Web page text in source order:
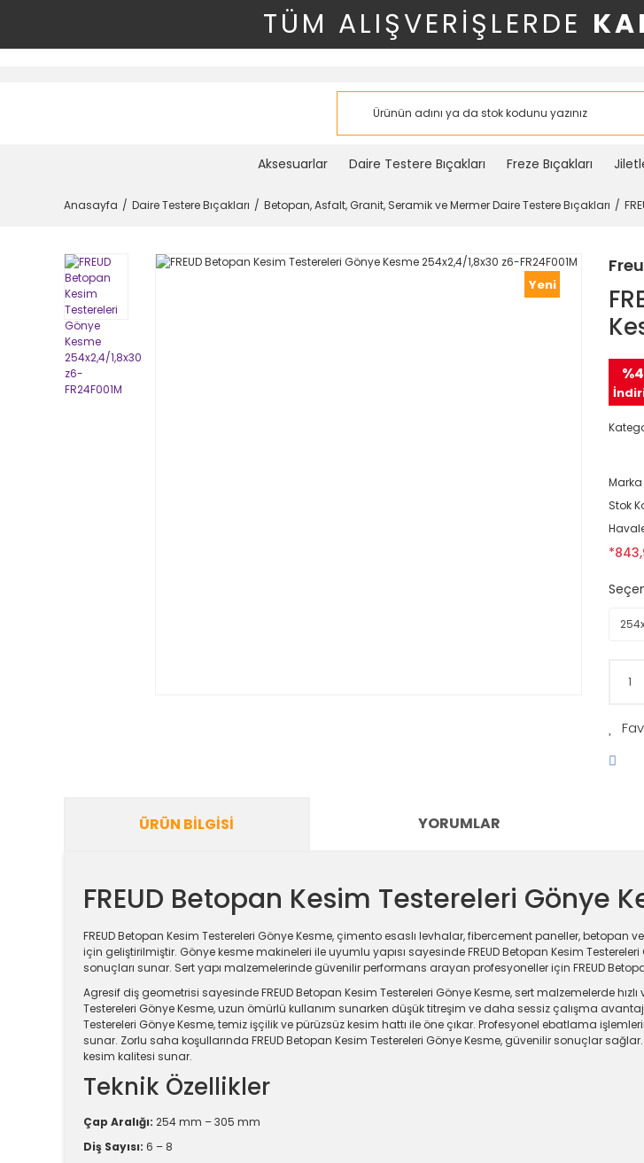
TÜM ALIŞVERİŞLERDE
Aksesuarlar Daire Testere Bıçakları Freze Bıçakları
Anasayfa Daire Testere Bıçakları Betopan, Asfalt, Granit, Seramik ve Mermer Daire Testere Bıçakları
Yeni
Marka
Stok
ÜRÜN BILGISI YORUMLAR
FREUD Betopan Kesim Testereleri Gönye
FREUD Betopan Kesim Testereleri Gönye Kesme, çimento esaslı levhalar, fibercement paneller,
için geliştirilmiştir. Gönye kesme makineleri ile uyumlu yapısı sayesinde FREUD Betopan Kesim
sonuçları sunar. Sert yapı malzemelerinde güvenilir performans arayan profesyoneller için FREUD
Agresif diş geometrisi sayesinde FREUD Betopan Kesim Testereleri Gönye Kesme, sert malzemelerde
Testereleri Gönye Kesme, uzun ömürlü kullanım sunarken düşük titreşim ve daha sessiz çalışma
Testereleri Gönye Kesme, temiz işçilik ve pürüzsüz kesim hattı ile öne çıkar. Profesyonel ebatlama
sunar. Zorlu saha koşullarında FREUD Betopan Kesim Testereleri Gönye Kesme, güvenilir sonuçlar
kesim kalitesi sunar.
Teknik Özellikler
Çap Aralığı: 254 mm – 305 mm
Diş Sayısı: 6 – 8